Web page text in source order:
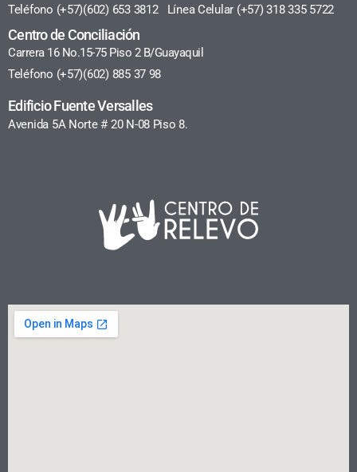
Teléfono (+57)(602) 653 3812 Línea Celular (+57) 318 335 5722
Centro de Conciliación
Carrera 16 No.15-75 Piso 2 B/Guayaquil
Teléfono (+57)(602) 885 37 98
Edificio Fuente Versalles
Avenida 5A Norte # 20 N-08 Piso 8.